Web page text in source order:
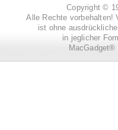
Copyright ©
Alle Rechte vorbehalten!
ist ohne
in jeglicher
MacGadget®